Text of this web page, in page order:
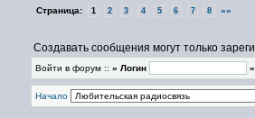
Страница: 1 2 3 4 5 6 7 8 »»
Создавать сообщения могут только
Войти в форум :: » Логин »
Начало